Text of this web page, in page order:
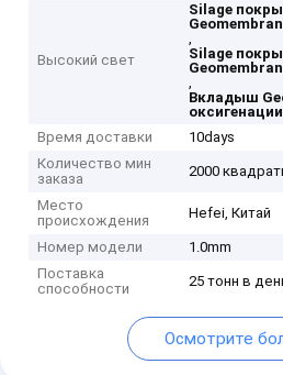
Высокий свет
Silage
,
Silage
,
Вкладыш
оксигенации
Время доставки
10days
Количество мин
заказа
2000
Место
происхождения
Hefei, Китай
Номер модели
1.0mm
Поставка
способности
25 тонн в
Осмотрите